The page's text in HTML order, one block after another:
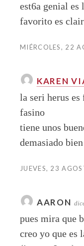
est6a genial
favorito es
MIÉRCOLES, 22
KAREN
la seri herus
fasino
tiene unos
demasiado
JUEVES, 23
AARON
pues mira que
creo yo que es